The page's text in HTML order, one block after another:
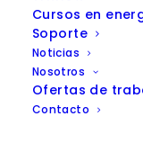
Cursos en
Soporte
Noticias
Nosotros
Ofertas de
Contacto
la